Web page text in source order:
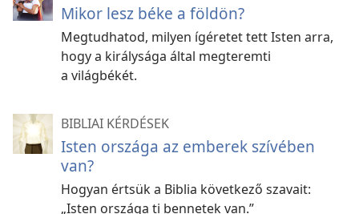
Mikor lesz béke a földön?
Megtudhatod, milyen ígéretet tett Isten arra,
hogy a királysága által megteremti
a világbékét.
BIBLIAI KÉRDÉSEK
Isten országa az emberek szívében
van?
Hogyan értsük a Biblia következő szavait:
„Isten országa ti bennetek van.”